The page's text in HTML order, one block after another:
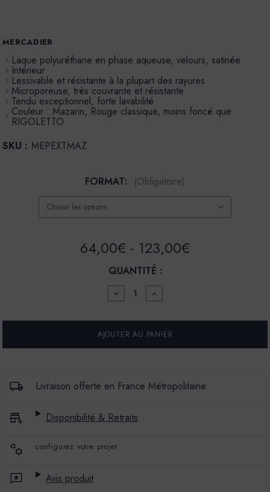
MERCADIER
Laque polyuréthane en phase aqueuse, velours, satinée
Intérieur
Lessivable et résistante à la plupart des rayures
Microporeuse, très couvrante et résistante
Tendu exceptionnel, forte lavabilité
Couleur : Mazarin, Rouge classique, moins foncé que
RIGOLETTO
SKU : MEPEXTMAZ
FORMAT: (Obligatoire)
64,00€ - 123,00€
QUANTITÉ :
DIMINUER
LA
POUR
PEINTURE
-
COULEUR
MAZARIN
AUGMENTER
LA
POUR
PEINTURE
-
COULEUR
MAZARIN
Livraison offerte en France Métropolitaine
Disponibilité & Retraits
configurez votre projet
Avis produit